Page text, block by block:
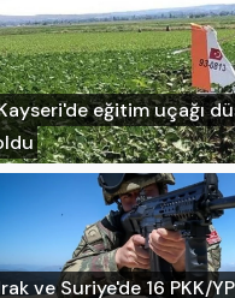
eğitim uçağı
ve Suriye'de 16 PKK/